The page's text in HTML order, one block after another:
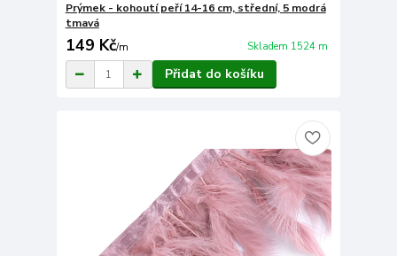
Prýmek - kohoutí peří 14-16 cm, střední, 5 modrá
tmavá
149 Kč/m Skladem 1524 m
Přidat do košíku